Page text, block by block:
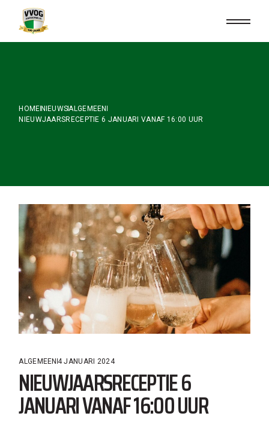
content
HOME NIEUWSALGEMEEN
NIEUWJAARSRECEPTIE 6 JANUARI VANAF 16:00 UUR
ALGEMEEN 4 JANUARI 2024
NIEUWJAARSRECEPTIE 6
JANUARI VANAF 16:00 UUR